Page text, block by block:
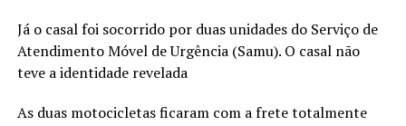
Já o casal foi socorrido por duas unidades do Serviço de
Atendimento Móvel de Urgência (Samu). O casal não
teve a identidade revelada
As duas motocicletas ficaram com a frete totalmente